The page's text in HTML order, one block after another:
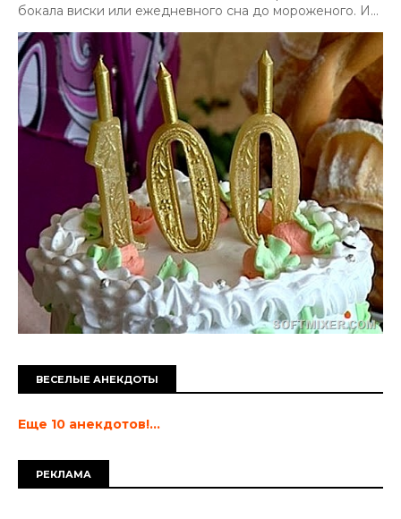
бокала виски или ежедневного сна до мороженого. И...
ВЕСЕЛЫЕ АНЕКДОТЫ
Еще 10 анекдотов!...
РЕКЛАМА